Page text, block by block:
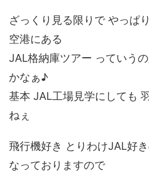
ざっくり見る限りで やっぱ
空港にある
JAL格納庫ツアー っていう
かなぁ♪
基本 JAL工場見学にしても
ねぇ
飛行機好き とりわけJAL好
なっておりますので